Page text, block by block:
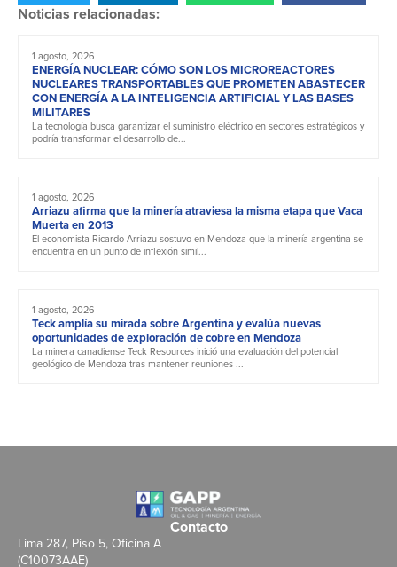
Noticias relacionadas:
1 agosto, 2026
ENERGÍA NUCLEAR: CÓMO SON LOS MICROREACTORES
NUCLEARES TRANSPORTABLES QUE PROMETEN ABASTECER
CON ENERGÍA A LA INTELIGENCIA ARTIFICIAL Y LAS BASES
MILITARES
La tecnología busca garantizar el suministro eléctrico en sectores estratégicos y
podría transformar el desarrollo de...
1 agosto, 2026
Arriazu afirma que la minería atraviesa la misma etapa que Vaca
Muerta en 2013
El economista Ricardo Arriazu sostuvo en Mendoza que la minería argentina se
encuentra en un punto de inflexión simil...
1 agosto, 2026
Teck amplía su mirada sobre Argentina y evalúa nuevas
oportunidades de exploración de cobre en Mendoza
La minera canadiense Teck Resources inició una evaluación del potencial
geológico de Mendoza tras mantener reuniones ...
Contacto
Lima 287, Piso 5, Oficina A
(C10073AAE)